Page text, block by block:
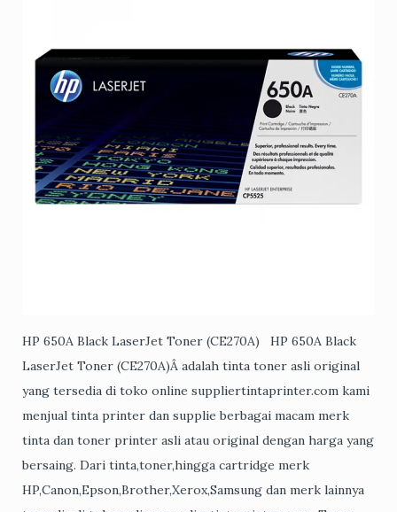
HP 650A Black LaserJet Toner (CE270A) HP 650A Black
LaserJet Toner (CE270A)Â adalah tinta toner asli original
yang tersedia di toko online suppliertintaprinter.com kami
menjual tinta printer dan supplie berbagai macam merk
tinta dan toner printer asli atau original dengan harga yang
bersaing. Dari tinta,toner,hingga cartridge merk
HP,Canon,Epson,Brother,Xerox,Samsung dan merk lainnya